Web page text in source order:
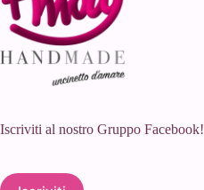
Iscriviti al nostro Gruppo Facebook!